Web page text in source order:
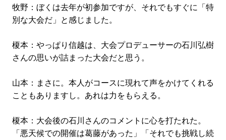
牧野：ぼくは去年が初参加ですが、それでもすぐに「特
別な大会だ」と感じました。
榎本：やっぱり信越は、大会プロデューサーの石川弘樹
さんの思いが詰まった大会だと思う。
山本：まさに。本人がコースに現れて声をかけてくれる
こともありますし。あれは力をもらえる。
榎本：大会後の石川さんのコメントに心を打たれた。
「悪天候での開催は葛藤があった」「それでも挑戦し続